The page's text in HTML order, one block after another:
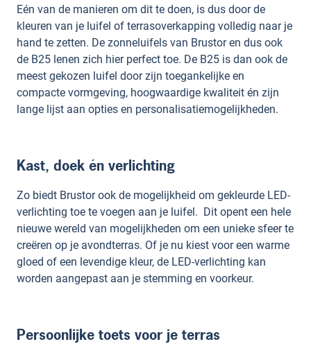
Eén van de manieren om dit te doen, is dus door de
kleuren van je luifel of terrasoverkapping volledig naar je
hand te zetten. De zonneluifels van Brustor en dus ook
de B25 lenen zich hier perfect toe. De B25 is dan ook de
meest gekozen luifel door zijn toegankelijke en
compacte vormgeving, hoogwaardige kwaliteit én zijn
lange lijst aan opties en personalisatiemogelijkheden.
Kast, doek én verlichting
Zo biedt Brustor ook de mogelijkheid om gekleurde LED-
verlichting toe te voegen aan je luifel. Dit opent een hele
nieuwe wereld van mogelijkheden om een unieke sfeer te
creëren op je avondterras. Of je nu kiest voor een warme
gloed of een levendige kleur, de LED-verlichting kan
worden aangepast aan je stemming en voorkeur.
Persoonlijke toets voor je terras